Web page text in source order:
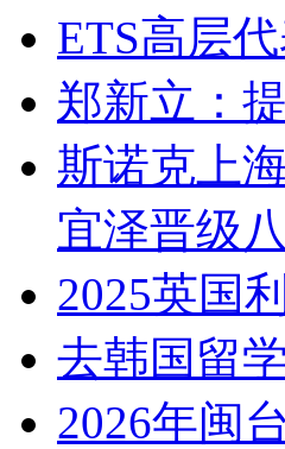
ETS高层
郑新立：
斯诺克上
宜泽晋级
2025英国
去韩国留
2026年闽